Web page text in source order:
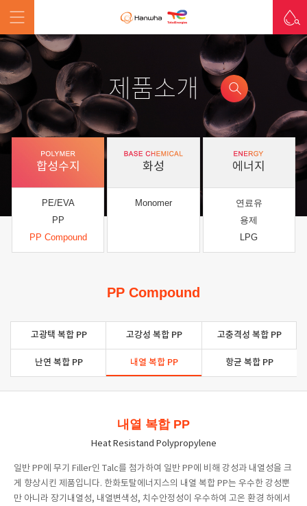
제품소개
합성수지
PE/EVA
PP
PP Compound
화성
Monomer
에너지
연료유
용제
LPG
PP Compound
고광택 복합 PP 고강성 복합 PP 고충격성 복합 PP
난연 복합 PP 내열 복합 PP 항균 복합 PP
내열 복합 PP
Heat Resistand Polypropylene
일반 PP에 무기 Filler인 Talc를 첨가하여 일반 PP에 비해 강성과 내열성을 크
게 향상시킨 제품입니다. 한화토탈에너지스의 내열 복합 PP는 우수한 강성뿐
만 아니라 장기내열성, 내열변색성, 치수안정성이 우수하여 고온 환경 하에서